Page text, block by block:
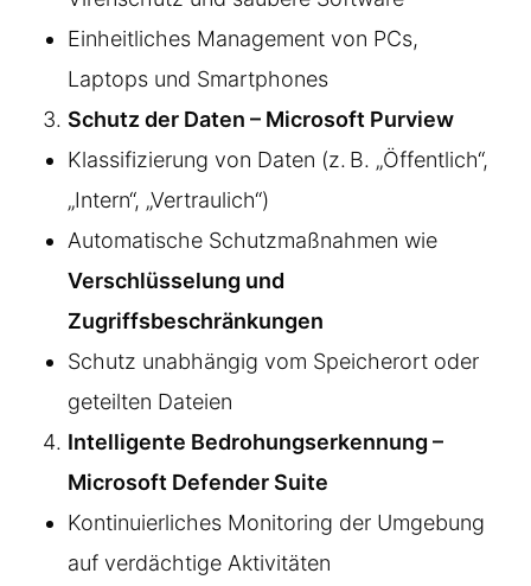
Einheitliches Management von PCs,
Laptops und Smartphones
Schutz der Daten – Microsoft Purview
Klassifizierung von Daten (z. B. „Öffentlich“,
„Intern“, „Vertraulich“)
Automatische Schutzmaßnahmen wie
Verschlüsselung und
Zugriffsbeschränkungen
Schutz unabhängig vom Speicherort oder
geteilten Dateien
Intelligente Bedrohungserkennung –
Microsoft Defender Suite
Kontinuierliches Monitoring der Umgebung
auf verdächtige Aktivitäten